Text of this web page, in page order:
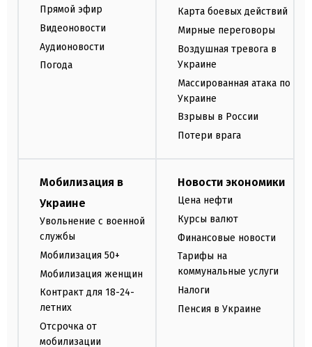
Прямой эфир
Видеоновости
Аудионовости
Погода
Карта боевых действий
Мирные переговоры
Воздушная тревога в
Украине
Массированная атака по
Украине
Взрывы в России
Потери врага
Мобилизация в
Украине
Увольнение с военной
службы
Мобилизация 50+
Мобилизация женщин
Контракт для 18-24-
летних
Отсрочка от
мобилизации
Новости экономики
Цена нефти
Курсы валют
Финансовые новости
Тарифы на
коммунальные услуги
Налоги
Пенсия в Украине